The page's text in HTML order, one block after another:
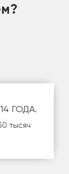
ГОДА.
тысяч